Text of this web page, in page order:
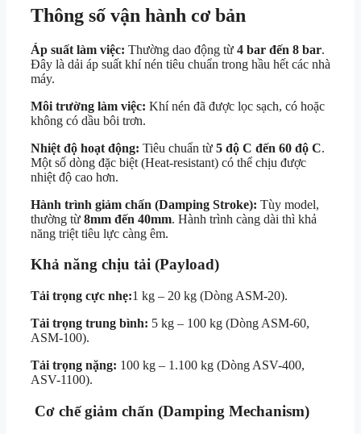
Thông số vận hành cơ bản
Áp suất làm việc: Thường dao động từ 4 bar đến 8 bar.
Đây là dải áp suất khí nén tiêu chuẩn trong hầu hết các nhà
máy.
Môi trường làm việc: Khí nén đã được lọc sạch, có hoặc
không có dầu bôi trơn.
Nhiệt độ hoạt động: Tiêu chuẩn từ 5 độ C đến 60 độ C.
Một số dòng đặc biệt (Heat-resistant) có thể chịu được
nhiệt độ cao hơn.
Hành trình giảm chấn (Damping Stroke): Tùy model,
thường từ 8mm đến 40mm. Hành trình càng dài thì khả
năng triệt tiêu lực càng êm.
Khả năng chịu tải (Payload)
Tải trọng cực nhẹ:1 kg – 20 kg (Dòng ASM-20).
Tải trọng trung bình: 5 kg – 100 kg (Dòng ASM-60,
ASM-100).
Tải trọng nặng: 100 kg – 1.100 kg (Dòng ASV-400,
ASV-1100).
Cơ chế giảm chấn (Damping Mechanism)